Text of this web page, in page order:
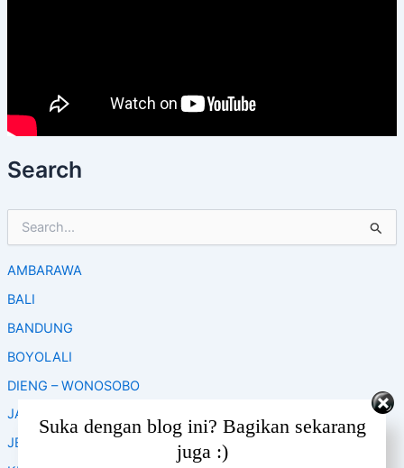
Search
r
h
f
r
:
AMBARAWA
BALI
BANDUNG
BOYOLALI
DIENG – WONOSOBO
JAKARTA
JEPARA
Suka dengan blog ini? Bagikan sekarang
juga :)
Set Youtube Channel ID